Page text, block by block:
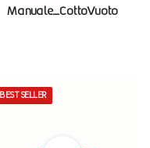
Manuale_CottoVuoto
BEST SELLER